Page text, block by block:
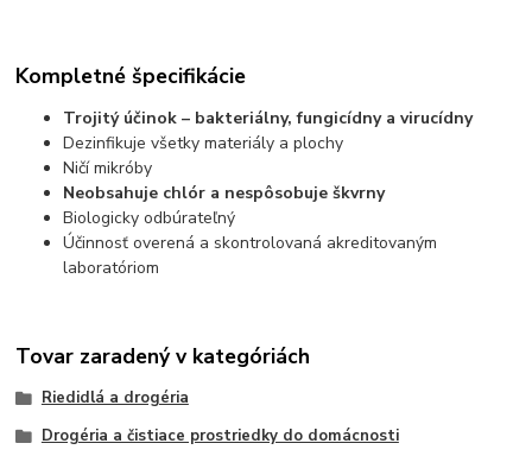
Kompletné špecifikácie
Trojitý účinok – bakteriálny, fungicídny a virucídny
Dezinfikuje všetky materiály a plochy
Ničí mikróby
Neobsahuje chlór a nespôsobuje škvrny
Biologicky odbúrateľný
Účinnosť overená a skontrolovaná akreditovaným
laboratóriom
Tovar zaradený v kategóriách
Riedidlá a drogéria
Drogéria a čistiace prostriedky do domácnosti